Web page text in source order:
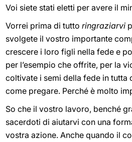
Voi siete stati eletti per avere il
Vorrei prima di tutto ringraziarvi
svolgete il vostro importante
crescere i loro figli nella fede e
per l’esempio che offrite, per la
coltivate i semi della fede in tutta
come pregare. Perché è molto
So che il vostro lavoro, benché
sacerdoti di aiutarvi con una
vostra azione. Anche quando il